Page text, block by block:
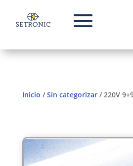
Inicio /Sin categorizar/ 220V